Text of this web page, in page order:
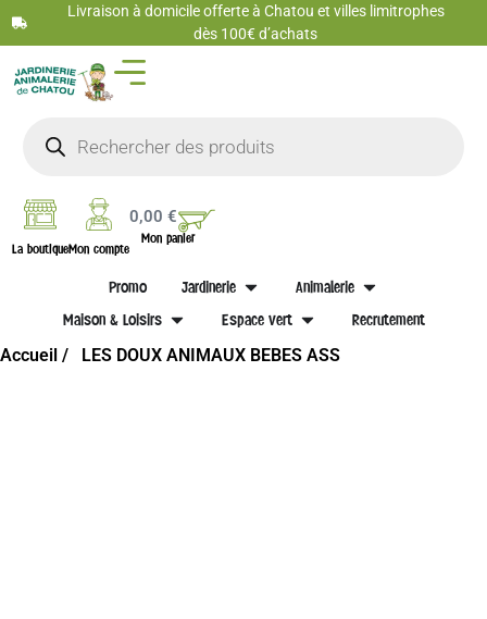
Livraison à domicile offerte à Chatou et villes limitrophes
dès 100€ d’achats
La boutiqueMon compte
0,00€
Mon panier
Promo Jardinerie
Animalerie
Maison & Loisirs
Espace vert Recrutement
Accueil / LES DOUX ANIMAUX BEBES ASS